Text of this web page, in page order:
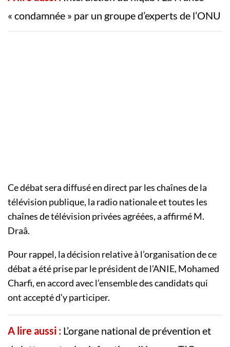
« condamnée » par un groupe d’experts de l’ONU
Ce débat sera diffusé en direct par les chaînes de la
télévision publique, la radio nationale et toutes les
chaînes de télévision privées agréées, a affirmé M.
Draâ.
Pour rappel, la décision relative à l’organisation de ce
débat a été prise par le président de l’ANIE, Mohamed
Charfi, en accord avec l’ensemble des candidats qui
ont accepté d’y participer.
A lire aussi : L’organe national de prévention et